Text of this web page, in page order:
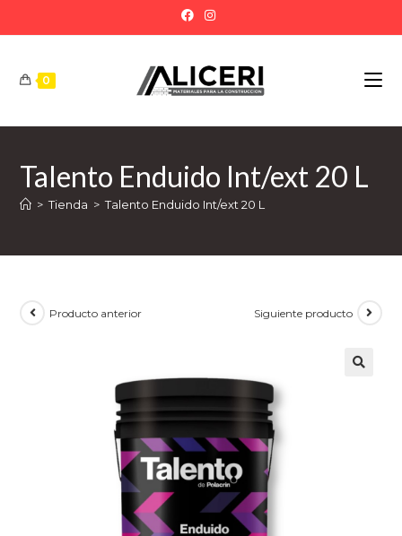
0
Talento Enduido Int/ext 20 L
> Tienda > Talento Enduido Int/ext 20 L
Producto anterior Siguiente producto